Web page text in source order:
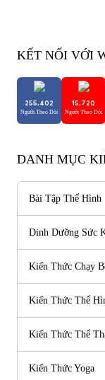
KẾT NỐI VỚI
255,402
Người Theo Dõi
15,720
Người Theo Dõi
DANH MỤC
Bài Tập Thể Hình
Dinh Dưỡng Sức
Kiến Thức Chạy
Kiến Thức Thể
Kiến Thức Thể
Kiến Thức Yoga